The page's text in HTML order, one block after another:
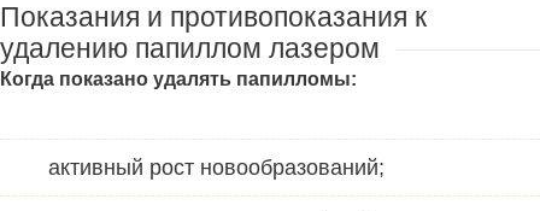
Показания и противопоказания к
удалению папиллом лазером
Когда показано удалять папилломы:
активный рост новообразований;